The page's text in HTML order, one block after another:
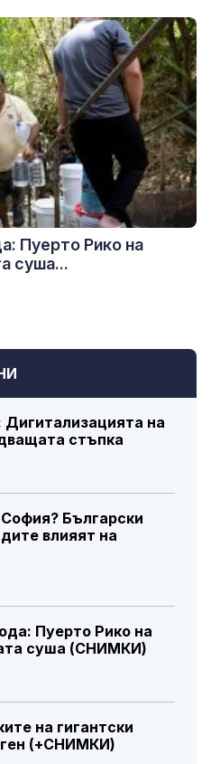
на
стъпка
Български
влияят на
Пуерто Рико на
суша (СНИМКИ)
на гигантски
(+СНИМКИ)
Пуерто Рико на
суша...